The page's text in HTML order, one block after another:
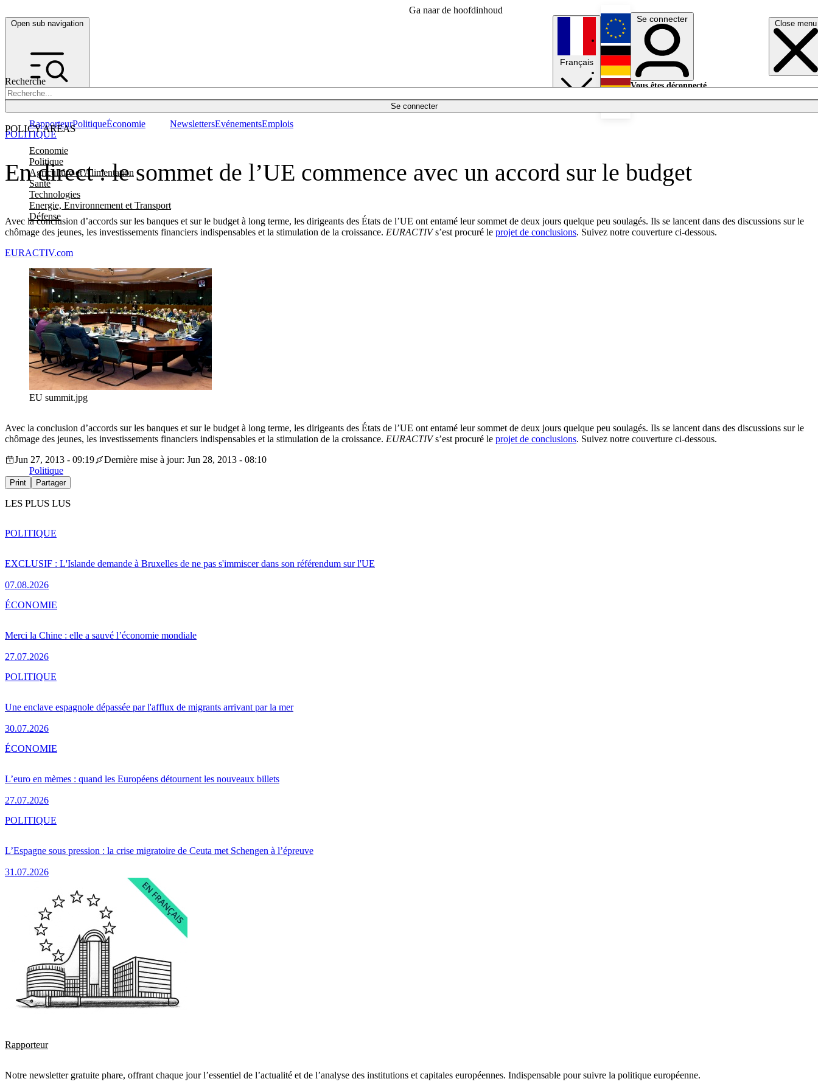
Ga naar de hoofdinhoud
Open sub navigation Close menu
Recherche
Se connecter
POLICY AREAS
Economie
Politique
Agriculture et Alimentation
Santé
Technologies
Energie, Environnement et Transport
Défense
RapporteurPolitiqueÉconomie NewslettersEvénementsEmplois
Français
English
Deutsch
Se connecter
Vous êtes déconnecté.
En direct : le sommet de l’UE commence avec un accord sur le budget
Avec la conclusion d’accords sur les banques et sur le budget à long terme, les dirigeants des États de l’UE ont entamé leur sommet de deux jours quelque peu soulagés. Ils se lancent dans des discussions sur le
chômage des jeunes, les investissements financiers indispensables et la stimulation de la croissance. EURACTIVs’est procuré le projet de conclusions. Suivez notre couverture ci-dessous.
POLITIQUE
EURACTIV.com
EU summit.jpg
Avec la conclusion d’accords sur les banques et sur le budget à long terme, les dirigeants des États de l’UE ont entamé leur sommet de deux jours quelque peu soulagés. Ils se lancent dans des discussions sur le
chômage des jeunes, les investissements financiers indispensables et la stimulation de la croissance. EURACTIVs’est procuré le projet de conclusions. Suivez notre couverture ci-dessous.
Jun 27, 2013 - 09:19
Dernière mise à jour: Jun 28, 2013 - 08:10
Politique
Print Partager
LES PLUS LUS
EXCLUSIF : L'Islande demande à Bruxelles de ne pas s'immiscer dans son référendum sur l'UE
07.08.2026
POLITIQUE
Merci la Chine : elle a sauvé l’économie mondiale
27.07.2026
ÉCONOMIE
Une enclave espagnole dépassée par l'afflux de migrants arrivant par la mer
30.07.2026
POLITIQUE
L’euro en mèmes : quand les Européens détournent les nouveaux billets
27.07.2026
ÉCONOMIE
L’Espagne sous pression : la crise migratoire de Ceuta met Schengen à l’épreuve
31.07.2026
POLITIQUE
Rapporteur
Notre newsletter gratuite phare, offrant chaque jour l’essentiel de l’actualité et de l’analyse des institutions et capitales européennes. Indispensable pour suivre la politique européenne.